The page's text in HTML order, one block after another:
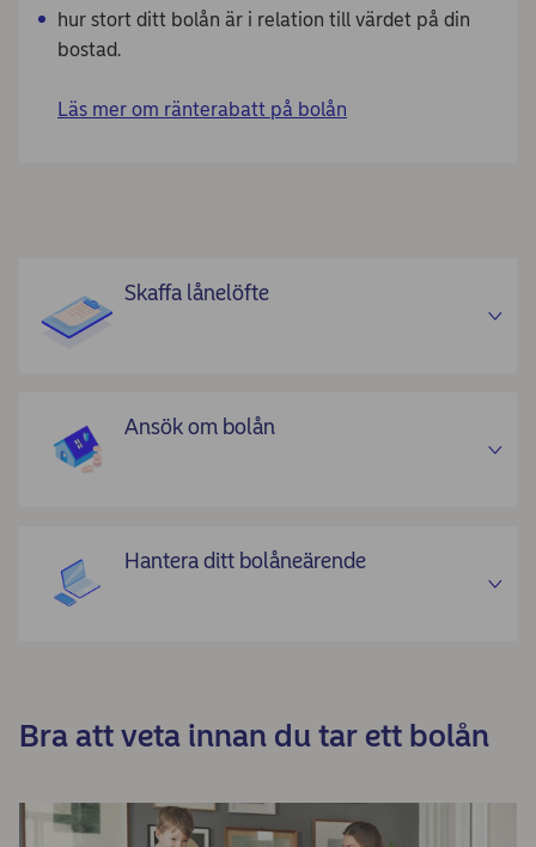
hur stort ditt bolån är i relation till värdet på din
bostad.
Läs mer om ränterabatt på bolån
Skaffa lånelöfte
Ansök om bolån
Hantera ditt bolåneärende
Bra att veta innan du tar ett bolån